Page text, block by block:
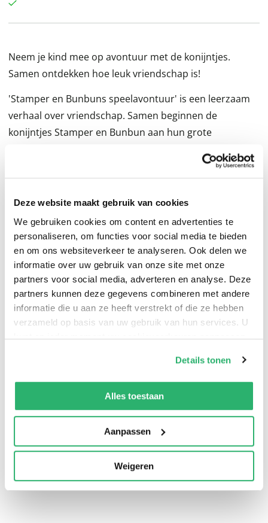
Deze website maakt gebruik van cookies
We gebruiken cookies om content en advertenties te
personaliseren, om functies voor social media te bieden
en om ons websiteverkeer te analyseren. Ook delen we
informatie over uw gebruik van onze site met onze
partners voor social media, adverteren en analyse. Deze
partners kunnen deze gegevens combineren met andere
informatie die u aan ze heeft verstrekt of die ze hebben
verzameld op basis van uw gebruik van hun services. U
kunt op ieder moment uw cookievoorkeuren aanpassen
We werken samen met13 derdendie uw gegevens
kunnen ontvangen en verwerken.
Details tonen
Alles toestaan
Aanpassen
Weigeren
Neem je kind mee op avontuur met de konijntjes.
Samen ontdekken hoe leuk vriendschap is!
'Stamper en Bunbuns speelavontuur' is een leerzaam
verhaal over vriendschap. Samen beginnen de
konijntjes Stamper en Bunbun aan hun grote
wanneer de bal in de struiken belandt, komt er
verandering in het spel. Lukt het Stamper en Bunbun
om hun vriendschap te bewijzen en de dag net zo leuk
voort te zetten als ze eraan begonnen zijn?